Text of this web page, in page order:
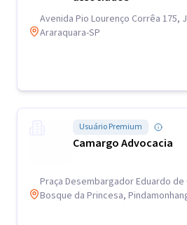
Avenida Pio Lourenço Corrêa 175,
Araraquara-SP
Usuário Premium
Camargo Advocacia
Praça Desembargador Eduardo de
Bosque da Princesa,